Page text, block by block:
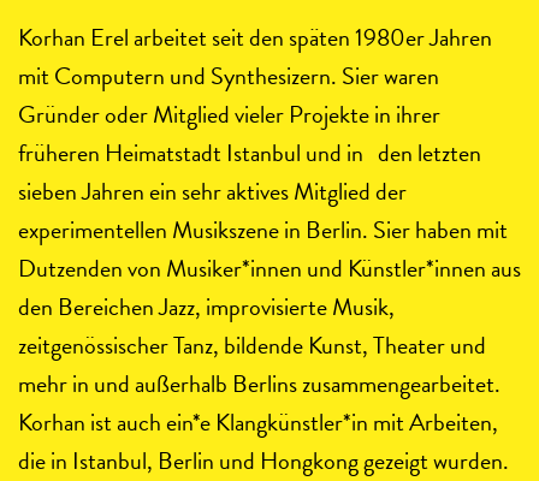
Korhan Erel arbeitet seit den späten 1980er Jahren
mit Computern und Synthesizern. Sier waren
Gründer oder Mitglied vieler Projekte in ihrer
früheren Heimatstadt Istanbul und in den letzten
sieben Jahren ein sehr aktives Mitglied der
experimentellen Musikszene in Berlin. Sier haben mit
Dutzenden von Musiker*innen und Künstler*innen aus
den Bereichen Jazz, improvisierte Musik,
zeitgenössischer Tanz, bildende Kunst, Theater und
mehr in und außerhalb Berlins zusammengearbeitet.
Korhan ist auch ein*e Klangkünstler*in mit Arbeiten,
die in Istanbul, Berlin und Hongkong gezeigt wurden.